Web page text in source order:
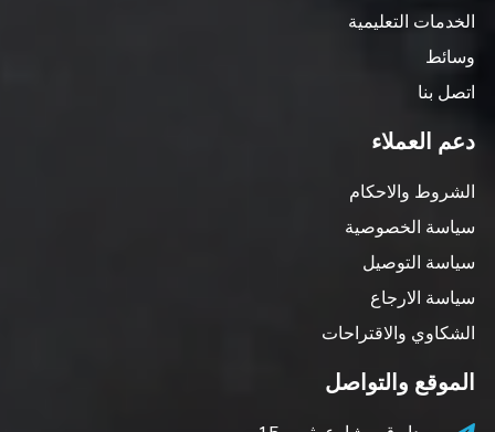
الخدمات التعليمية
وسائط
اتصل بنا
دعم العملاء
الشروط والاحكام
سياسة الخصوصية
سياسة التوصيل
سياسة الارجاع
الشكاوي والاقتراحات
الموقع والتواصل